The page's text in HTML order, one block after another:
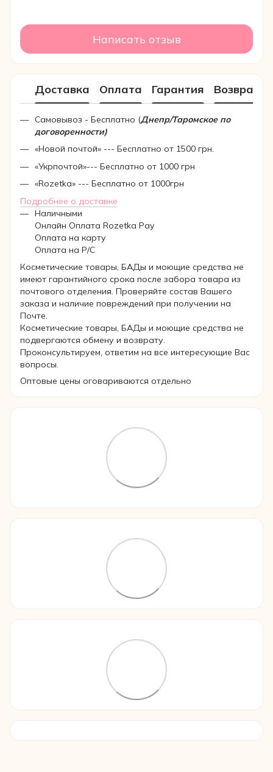
Написать отзыв
Доставка Оплата Гарантия Возврат
Самовывоз - Бесплатно (Днепр/Таромское по
договоренности)
«Новой почтой» --- Бесплатно от 1500 грн.
«Укрпочтой»--- Бесплатно от 1000 грн
«Rozetka» --- Бесплатно от 1000грн
Подробнее о доставке
Наличными
Онлайн Оплата Rozetka Pay
Оплата на карту
Оплата на Р/C
Косметические товары, БАДы и моющие средства не
имеют гарантийного срока после забора товара из
почтового отделения. Проверяйте состав Вашего
заказа и наличие повреждений при получении на
Почте.
Косметические товары, БАДы и моющие средства не
подвергаются обмену и возврату.
Проконсультируем, ответим на все интересующие Вас
вопросы.
Оптовые цены оговариваются отдельно